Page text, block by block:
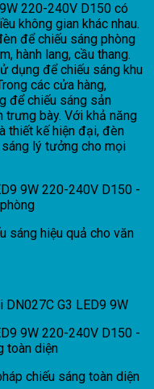
220-240V D150 có
không gian khác nhau.
để chiếu sáng phòng
hành lang, cầu thang.
dụng để chiếu sáng khu
các cửa hàng,
để chiếu sáng sản
trưng bày. Với khả năng
thiết kế hiện đại, đèn
lý tưởng cho mọi
sáng hiệu quả cho văn
G3 LED9 9W
chiếu sáng toàn diện